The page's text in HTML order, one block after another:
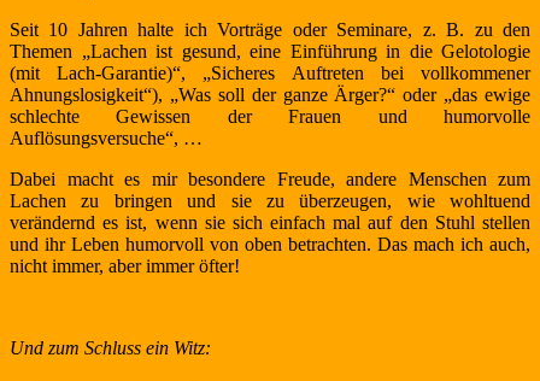
Seit 10 Jahren halte ich Vorträge oder Seminare, z. B. zu den
Themen „Lachen ist gesund, eine Einführung in die Gelotologie
(mit Lach-Garantie)“, „Sicheres Auftreten bei vollkommener
Ahnungslosigkeit“), „Was soll der ganze Ärger?“ oder „das ewige
schlechte Gewissen der Frauen und humorvolle
Auflösungsversuche“, …
Dabei macht es mir besondere Freude, andere Menschen zum
Lachen zu bringen und sie zu überzeugen, wie wohltuend
verändernd es ist, wenn sie sich einfach mal auf den Stuhl stellen
und ihr Leben humorvoll von oben betrachten. Das mach ich auch,
nicht immer, aber immer öfter!
Und zum Schluss ein Witz: